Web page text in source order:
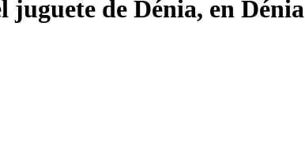
juguete de Dénia, en Dénia